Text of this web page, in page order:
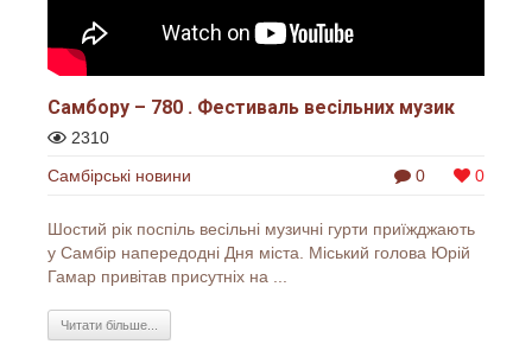
Самбору – 780 . Фестиваль весільних музик
2310
0
0
Самбірські новини
Шостий рік поспіль весільні музичні гурти приїжджають
у Самбір напередодні Дня міста. Міський голова Юрій
Гамар привітав присутніх на ...
Читати більше...